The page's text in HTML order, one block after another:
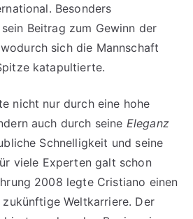
Besonders
Beitrag zum Gewinn der
sich die Mannschaft
katapultierte.
nicht nur durch eine hohe
auch durch seine Eleganz
Schnelligkeit und seine
viele Experten galt schon
2008 legte Cristiano einen
Weltkarriere. Der